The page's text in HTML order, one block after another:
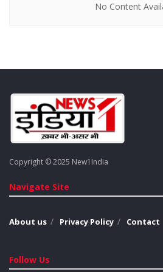
CBSE की आधिकारिक वेबसाइट
cbse.nic.in पर जाएं.
‘सीबीएसई 10वीं टर्म 1 रिजल्ट 2022’
2022’ लिंक पर क्लिक करें.
रोल नंबर और जन्म तिथि डालें.
सबमिट करें. इसके बाद कक्षा 10वीं और
दिखाई देगा.
भविष्य के लिए रिजल्ट का एक प्रिंट
CBSE 10th Result 2022 Term 1
No Content
Copyright © 2025 New1India
Navigate Site
About us Privacy Policy Contact
Follow Us